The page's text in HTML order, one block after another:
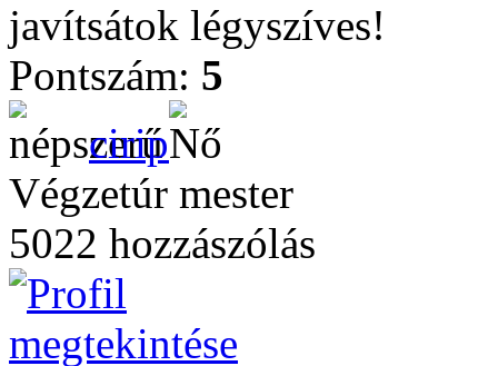
javítsátok légyszíves!
Pontszám: 5
cirip
Végzetúr mester
5022 hozzászólás